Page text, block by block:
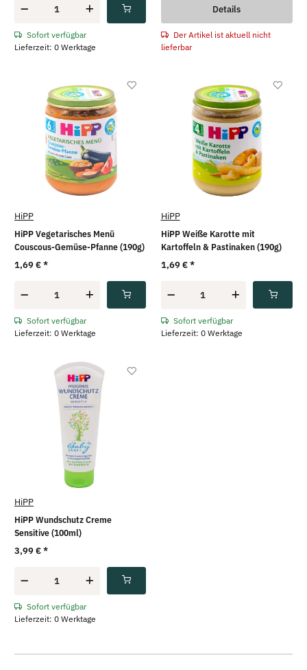
Sofort verfügbar
Lieferzeit: 0 Werktage
Details
Der Artikel ist aktuell nicht
lieferbar
HiPP
HiPP Vegetarisches Menü
Couscous-Gemüse-Pfanne (190g)
1,69 €*
Sofort verfügbar
Lieferzeit: 0 Werktage
HiPP
HiPP Weiße Karotte mit
Kartoffeln & Pastinaken (190g)
1,69 €*
Sofort verfügbar
Lieferzeit: 0 Werktage
HiPP
HiPP Wundschutz Creme
Sensitive (100ml)
3,99 €*
Sofort verfügbar
Lieferzeit: 0 Werktage